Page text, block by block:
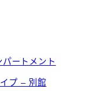
ートメント
プ – 別館